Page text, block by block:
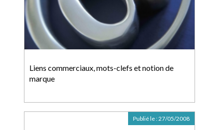
Liens commerciaux, mots-clefs et notion de
marque
Publié le :27/05/2008